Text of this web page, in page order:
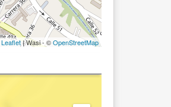
Leaflet| Wasi - ©OpenStreetMap